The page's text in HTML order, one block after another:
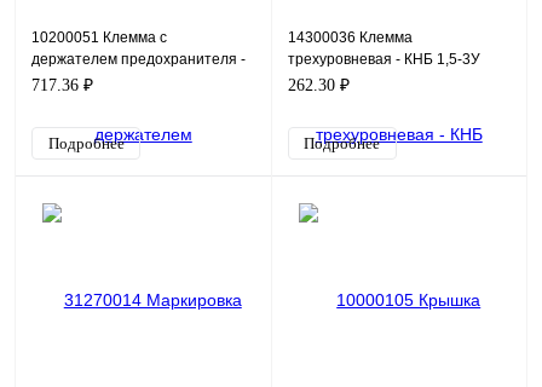
10200051 Клемма с
держателем предохранителя -
КНЗ 4-2-24 (5х20) (В)
717.36 ₽
Подробнее
14300036 Клемма
трехуровневая - КНБ 1,5-3У
262.30 ₽
Подробнее